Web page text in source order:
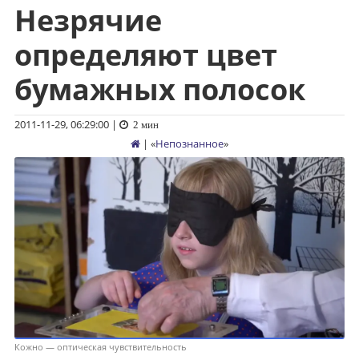
Перейти
содержимому
Незрячие
определяют цвет
бумажных полосок
2011-11-29, 06:29:00| 2 мин
| «Непознанное»
Кожно — оптическая чувствительность